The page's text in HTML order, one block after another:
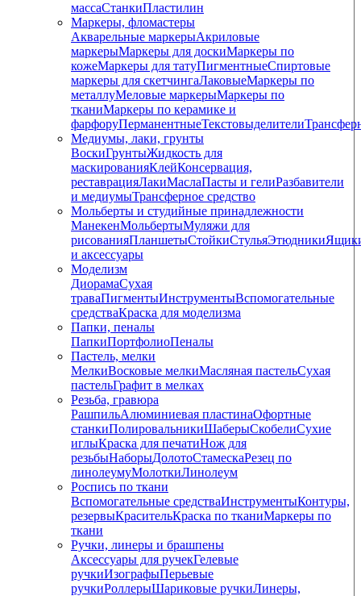
массаСтанкиПластилин
Маркеры, фломастеры
Акварельные маркерыАкриловые
маркерыМаркеры для доскиМаркеры по
кожеМаркеры для татуПигментныеCпиртовые
маркеры для скетчингаЛаковыеМаркеры по
металлуМеловые маркерыМаркеры по
тканиМаркеры по керамике и
фарфоруПерманентныеТекстовыделители
Медиумы, лаки, грунты
ВоскиГрунтыЖидкость для
маскированияКлейКонсервация,
реставрацияЛакиМаслаПасты и гелиРазбавители
и медиумыТрансферное средство
Мольберты и студийные принадлежности
МанекенМольбертыМуляжи для
рисованияПланшетыСтойкиСтульяЭтюдники
и аксессуары
Моделизм
ДиорамаСухая
траваПигментыИнструментыВспомогательные
средстваКраска для моделизма
Папки, пеналы
ПапкиПортфолиоПеналы
Пастель, мелки
МелкиВосковые мелкиМасляная пастельСухая
пастельГрафит в мелках
Резьба, гравюра
РашпильАлюминиевая пластинаОфортные
станкиПолировальникиШаберыСкобелиСухие
иглыКраска для печатиНож для
резьбыНаборыДолотоСтамескаРезец по
линолеумуМолоткиЛинолеум
Роспись по ткани
Вспомогательные средстваИнструментыКонтуры,
резервыКрасительКраска по тканиМаркеры по
ткани
Ручки, линеры и брашпены
Аксессуары для ручекГелевые
ручкиИзографыПерьевые
ручкиРоллерыШариковые ручкиЛинеры,